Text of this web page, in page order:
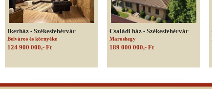
Ikerház - Székesfehérvár
Belváros és környéke
124 900 000,- Ft
Családi ház - Székesfehérvár
Maroshegy
189 000 000,- Ft